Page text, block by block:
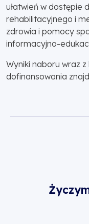
ułatwień w dostępie
rehabilitacyjnego i
zdrowia i pomocy
informacyjno-
Wyniki naboru wraz
dofinansowania